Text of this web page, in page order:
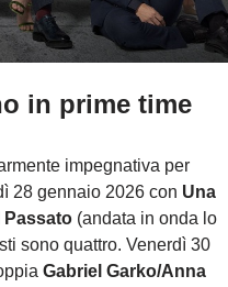
in prime time
impegnativa per
28 gennaio 2026 con Una
Passato (andata in onda lo
sono quattro. Venerdì 30
Gabriel Garko/Anna